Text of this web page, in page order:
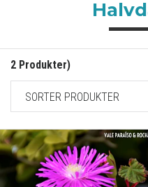
2 Produkter)
SORTER PRODUKTER